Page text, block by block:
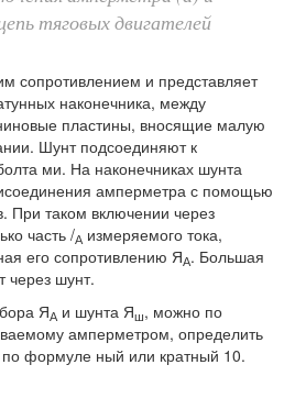
тяговых двигателей
сопротивлением и представляет
наконечника, между
пластины, вносящие малую
Шунт подсоединяют к
ми. На наконечниках шунта
амперметра с помощью
При таком включении через
часть /А измеряемого тока,
его сопротивлению ЯА. Большая
через шунт.
ЯА и шунта Яш, можно по
амперметром, определить
формуле ный или кратный 10.